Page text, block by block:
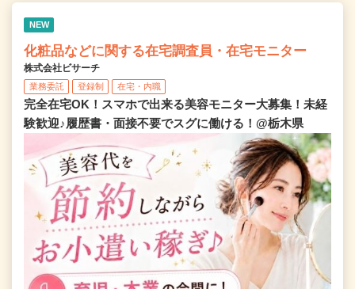
NEW
化粧品などに関する在宅調査員・在宅モニター
株式会社ビサーチ
業務委託 登録制 在宅・内職
完全在宅OK！スマホで出来る美容モニター大募集！未経
験歓迎♪履歴書・面接不要でスグに働ける！@栃木県